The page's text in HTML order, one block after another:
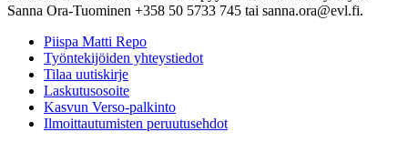
Sanna Ora-Tuominen +358 50 5733 745 tai sanna.ora@evl.fi.
Piispa Matti Repo
Työntekijöiden yhteystiedot
Tilaa uutiskirje
Laskutusosoite
Kasvun Verso-palkinto
Ilmoittautumisten peruutusehdot